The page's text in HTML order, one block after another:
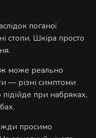
поганої
стопи. Шкіра просто
може реально
— різні симптоми
при набряках,
просимо